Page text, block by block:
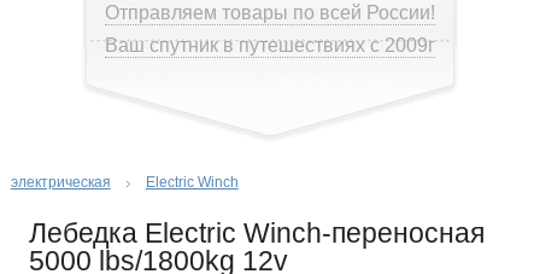
Отправляем товары по всей России!
Ваш спутник в путешествиях с 2009г
электрическая Electric Winch
Лебедка Electric Winch-переносная
5000 lbs/1800kg 12v